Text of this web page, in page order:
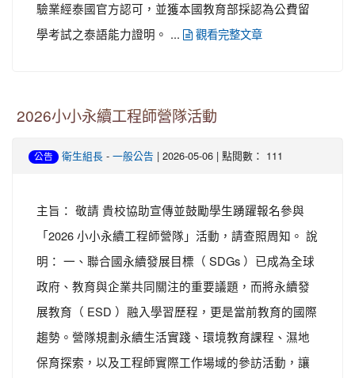
驗業經泰國官方認可，並獲本國教育部採認為公費留
學考試之泰語能力證明。 ...
觀看完整文章
2026小小永續工程師營隊活動
公告 衛生組長 - 一般公告 | 2026-05-06 | 點閱數： 111
主旨： 敬請 貴校協助宣傳並鼓勵學生踴躍報名參與
「2026 小小永續工程師營隊」活動，請查照周知。 說
明： 一、聯合國永續發展目標（ SDGs ）已成為全球
政府、教育與企業共同關注的重要議題，而將永續發
展教育（ ESD ）融入學習歷程，更是當前教育的國際
趨勢。營隊規劃永續生活實踐、環境教育課程、濕地
保育探索，以及工程師實際工作場域的參訪活動，讓